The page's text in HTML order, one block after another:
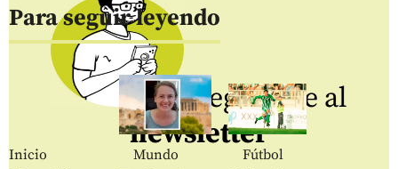
Para seguir leyendo
Inicio Mundo Fútbol
Regístrate al
newsletter